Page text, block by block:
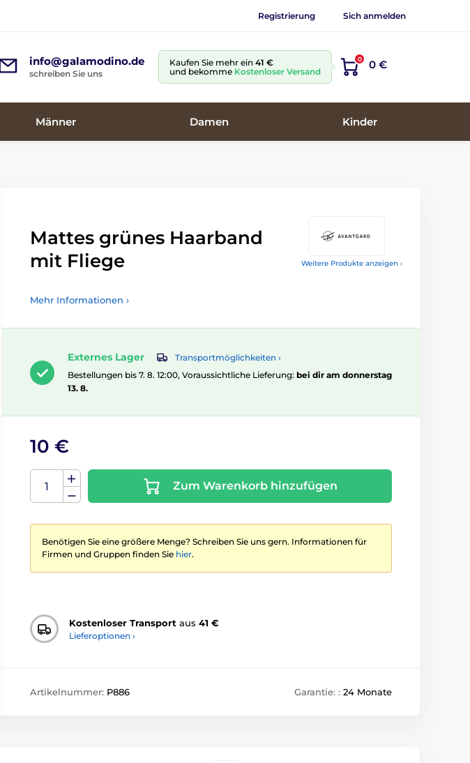
Registrierung Sich anmelden
info@galamodino.de
schreiben Sie uns
Kaufen Sie mehr ein 41 €
und bekomme Kostenloser Versand
0 0 €
Männer Damen Kinder
Weitere Produkte anzeigen ›
Mattes grünes Haarband
mit Fliege
Mehr Informationen ›
Externes Lager
Transportmöglichkeiten ›
Bestellungen bis 7. 8. 12:00, Voraussichtliche Lieferung: bei dir am donnerstag
13. 8.
10 €
Zum Warenkorb hinzufügen
Benötigen Sie eine größere Menge? Schreiben Sie uns gern. Informationen für
Firmen und Gruppen finden Sie hier.
Kostenloser Transport aus 41 €
Lieferoptionen ›
Artikelnummer: P886 Garantie: : 24 Monate